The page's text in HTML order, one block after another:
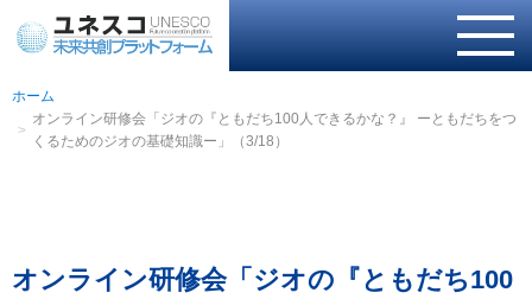
ホーム
オンライン研修会「ジオの『ともだち100人できるかな？』 ーともだちをつ
くるためのジオの基礎知識ー」（3/18）
オンライン研修会「ジオの『ともだち100